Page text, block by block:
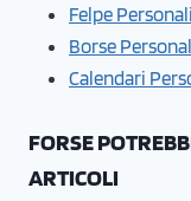
Felpe
Borse
Calendari
FORSE
ARTICOLI